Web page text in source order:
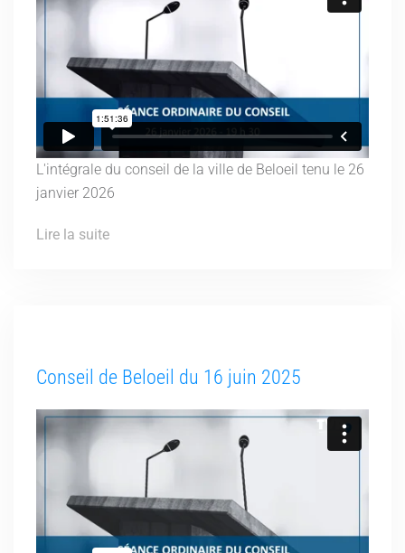
L'intégrale du conseil de la ville de Beloeil tenu le 26
janvier 2026
Lire la suite
Conseil de Beloeil du 16 juin 2025